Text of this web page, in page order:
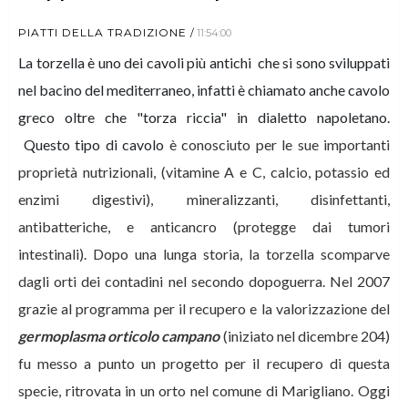
PIATTI DELLA TRADIZIONE 11:54:00
La torzella è uno dei cavoli più antichi che si sono sviluppati
nel bacino del mediterraneo, infatti è chiamato anche cavolo
greco oltre che "torza riccia" in dialetto napoletano.
Questo tipo di cavolo è conosciuto per le sue importanti
proprietà nutrizionali, (vitamine A e C, calcio, potassio ed
enzimi digestivi), mineralizzanti, disinfettanti,
antibatteriche, e anticancro (protegge dai tumori
intestinali). Dopo una lunga storia, la torzella scomparve
dagli orti dei contadini nel secondo dopoguerra. Nel 2007
grazie al programma per il recupero e la valorizzazione del
germoplasma orticolo campano(iniziato nel dicembre 204)
fu messo a punto un progetto per il recupero di questa
specie, ritrovata in un orto nel comune di Marigliano. Oggi